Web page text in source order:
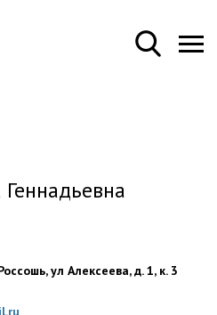
ул Алексеева, д. 1, к. 3